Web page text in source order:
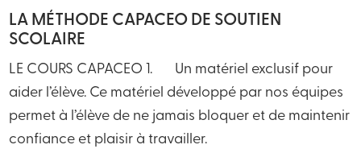
LA MÉTHODE CAPACEO DE SOUTIEN
SCOLAIRE
LE COURS CAPACEO 1. Un matériel exclusif pour
aider l’élève. Ce matériel développé par nos équipes
permet à l’élève de ne jamais bloquer et de maintenir
confiance et plaisir à travailler.